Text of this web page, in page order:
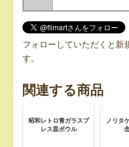
フォローしていただくと新
す。
関連する商品
昭和レトロ青ガラスプ
レス皿ボウル
ノリタ